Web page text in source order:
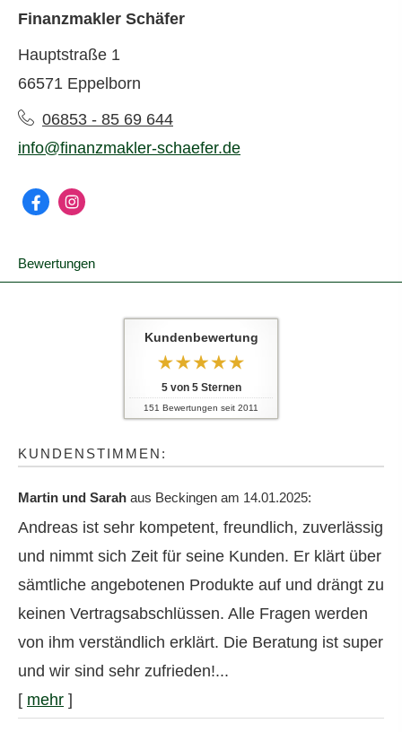
Finanzmakler Schäfer
Hauptstraße 1
66571 Eppelborn
06853 - 85 69 644
info@finanzmakler-schaefer.de
Bewertungen
Kundenbewertung
5von 5Sternen
151 Bewertungen seit 2011
KUNDENSTIMMEN:
Martin und Sarah aus Beckingen am 14.01.2025:
Andreas ist sehr kompetent, freundlich, zuverlässig
und nimmt sich Zeit für seine Kunden. Er klärt über
sämtliche angebotenen Produkte auf und drängt zu
keinen Vertragsabschlüssen. Alle Fragen werden
von ihm verständlich erklärt. Die Beratung ist super
und wir sind sehr zufrieden!...
[ mehr ]